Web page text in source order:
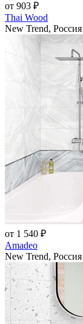
от 903 ₽
Thai Wood
New Trend, Россия
от 1 540 ₽
Amadeo
New Trend, Россия